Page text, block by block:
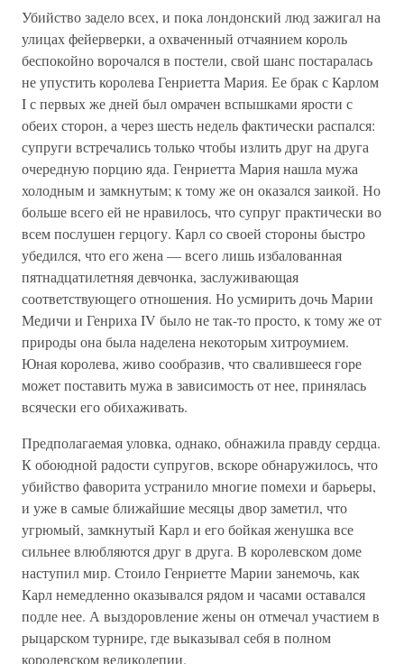
Убийство задело всех, и пока лондонский люд зажигал на
улицах фейерверки, а охваченный отчаянием король
беспокойно ворочался в постели, свой шанс постаралась
не упустить королева Генриетта Мария. Ее брак с Карлом
I с первых же дней был омрачен вспышками ярости с
обеих сторон, а через шесть недель фактически распался:
супруги встречались только чтобы излить друг на друга
очередную порцию яда. Генриетта Мария нашла мужа
холодным и замкнутым; к тому же он оказался заикой. Но
больше всего ей не нравилось, что супруг практически во
всем послушен герцогу. Карл со своей стороны быстро
убедился, что его жена — всего лишь избалованная
пятнадцатилетняя девчонка, заслуживающая
соответствующего отношения. Но усмирить дочь Марии
Медичи и Генриха IV было не так-то просто, к тому же от
природы она была наделена некоторым хитроумием.
Юная королева, живо сообразив, что свалившееся горе
может поставить мужа в зависимость от нее, принялась
всячески его обихаживать.
Предполагаемая уловка, однако, обнажила правду сердца.
К обоюдной радости супругов, вскоре обнаружилось, что
убийство фаворита устранило многие помехи и барьеры,
и уже в самые ближайшие месяцы двор заметил, что
угрюмый, замкнутый Карл и его бойкая женушка все
сильнее влюбляются друг в друга. В королевском доме
наступил мир. Стоило Генриетте Марии занемочь, как
Карл немедленно оказывался рядом и часами оставался
подле нее. А выздоровление жены он отмечал участием в
рыцарском турнире, где выказывал себя в полном
королевском великолепии.